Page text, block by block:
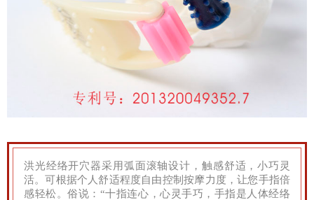
┗━发展历程
┗━经络梦工场
┗━售后服务
养生理念
┗━经络检测
洪光经络开穴器采用弧面滚轴设计，触感舒适，小巧灵
活。可根据个人舒适程度自由控制按摩力度，让您手指倍
感轻松。俗说：“十指连心，心灵手巧，手指是人体经络